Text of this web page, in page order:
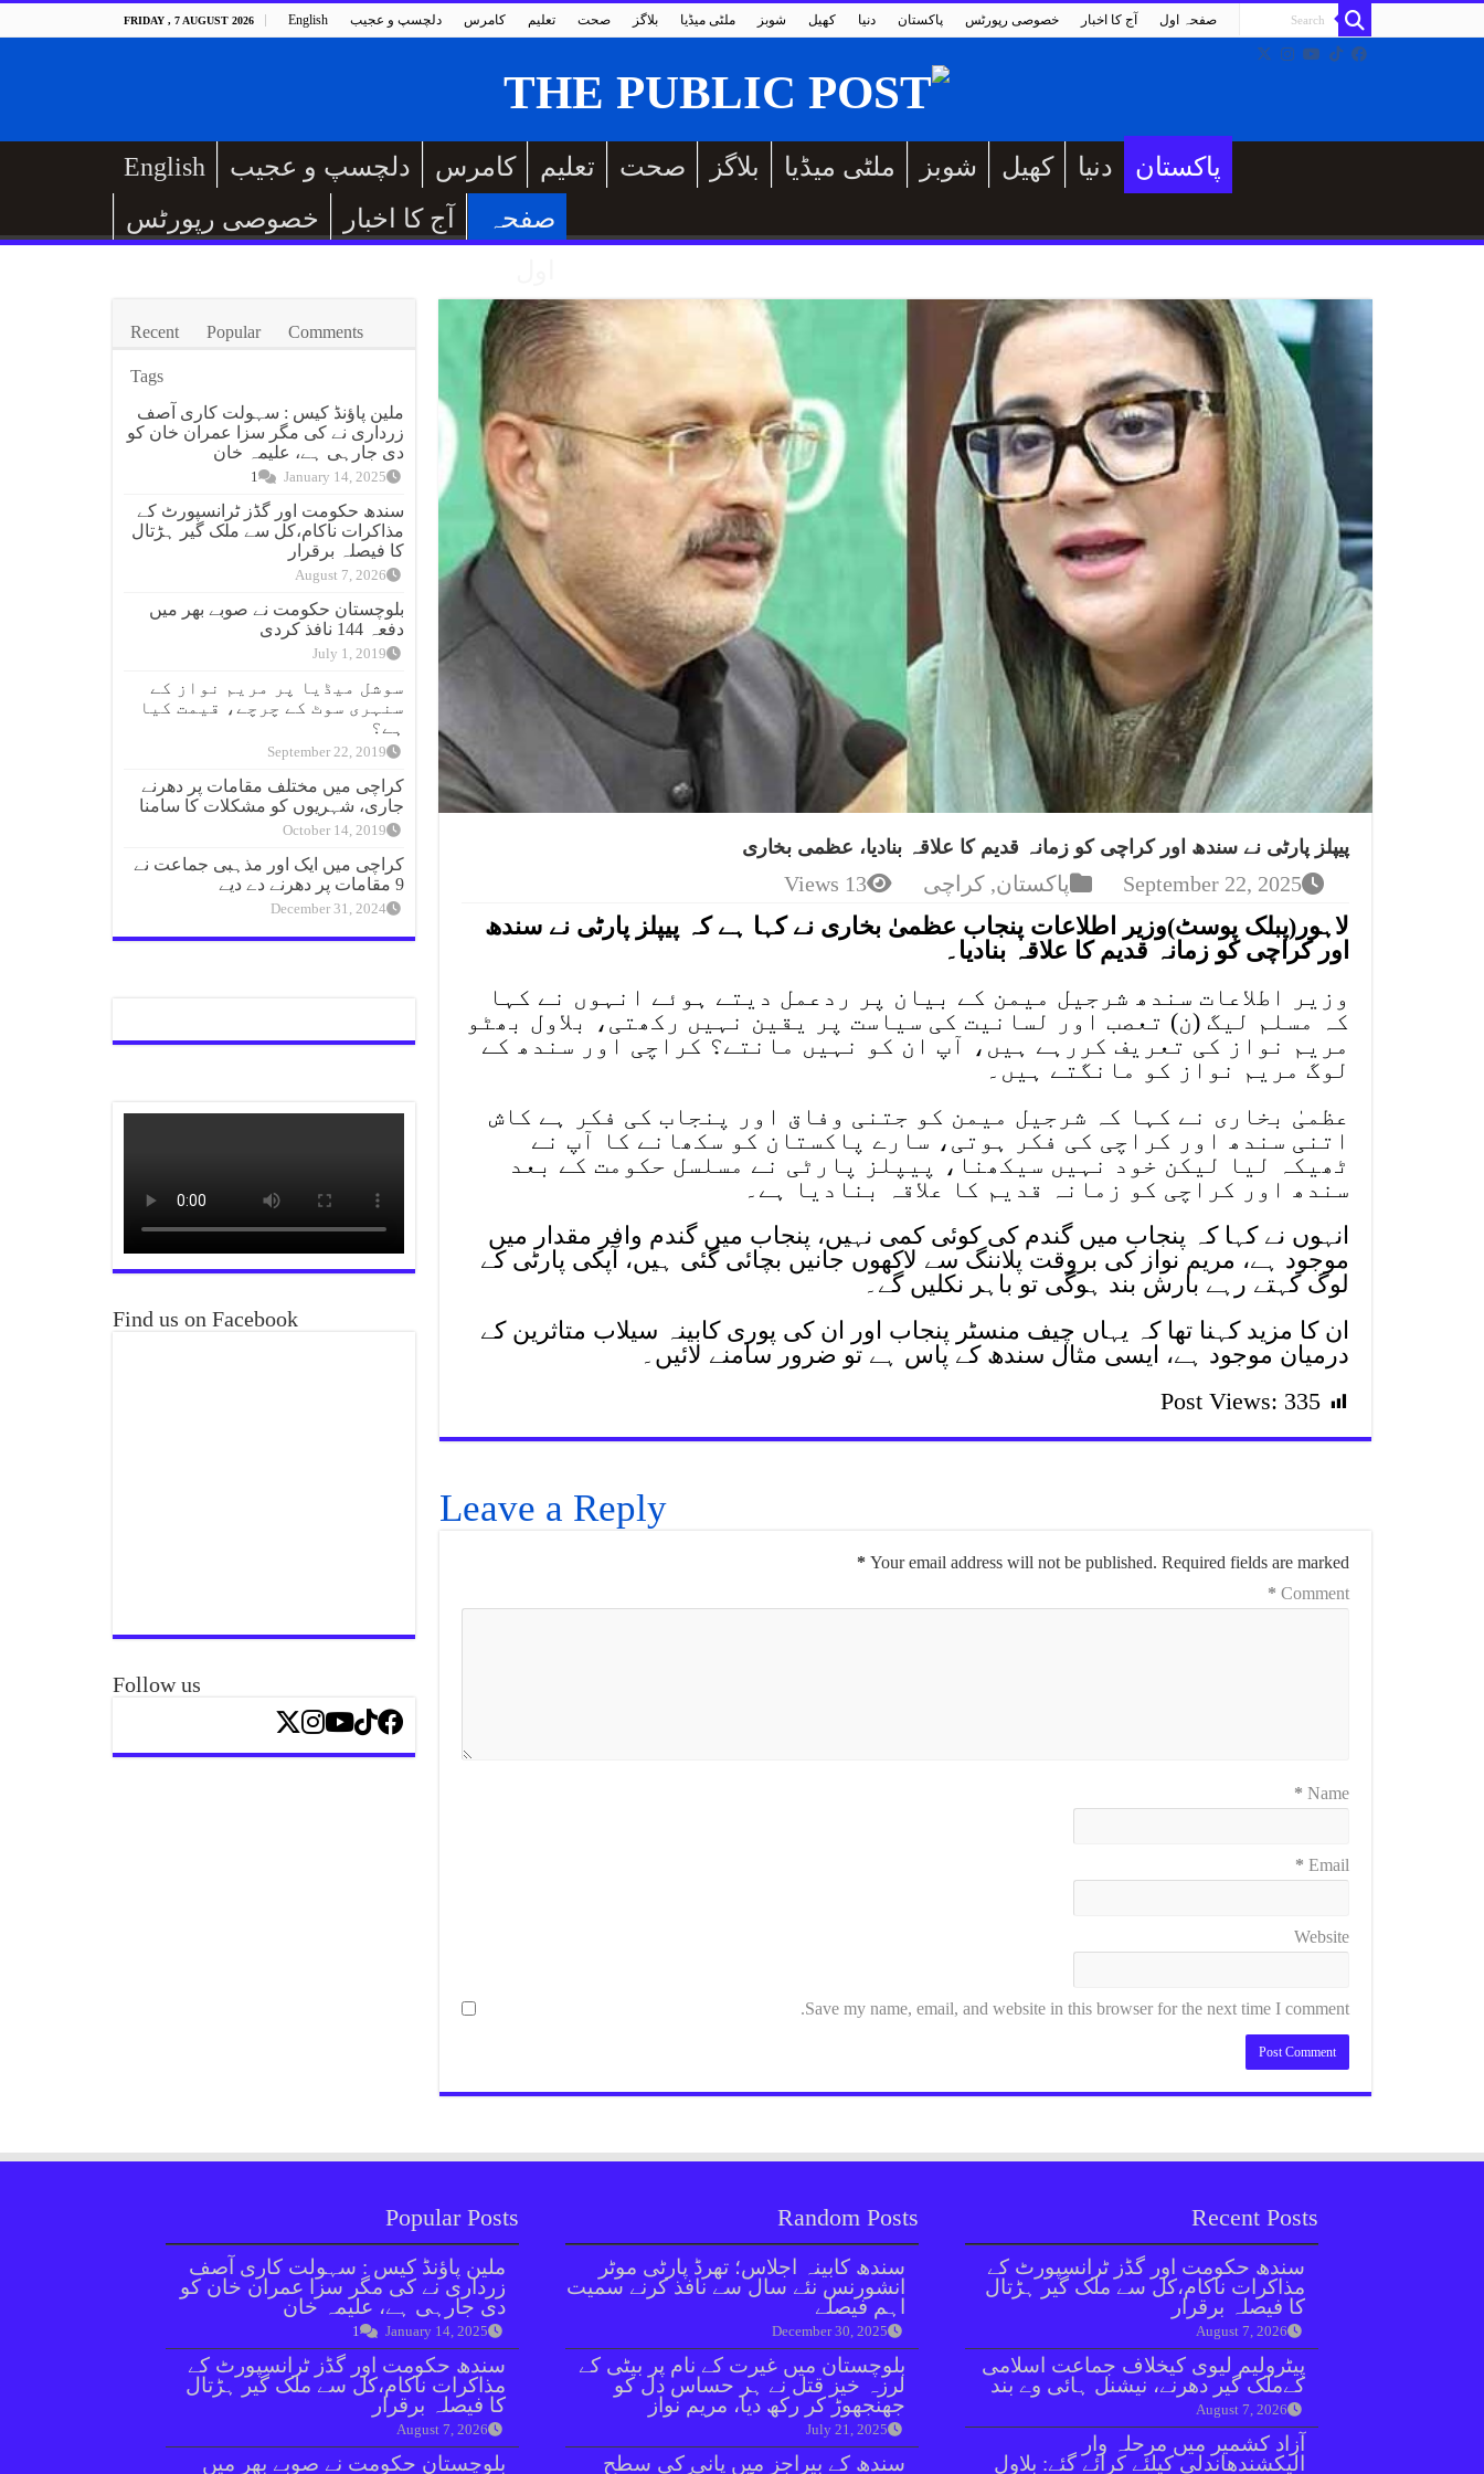
FRIDAY , 7 AUGUST 2026 English دلچسپ و عجیب کامرس تعلیم صحت بلاگز ملٹی میڈیا شوبز کھیل دنیا پاکستان خصوصی رپورٹس آج کا اخبار صفحہ اول
English دلچسپ و عجیب کامرس تعلیم صحت بلاگز ملٹی میڈیا شوبز کھیل دنیا
پاکستان
خصوصی رپورٹس
آج کا اخبار
صفحہ
پیپلز پارٹی نے سندھ اور کراچی کو زمانہ قدیم کا علاقہ بنادیا، عظمی بخاری
September 22, 2025 پاکستان, کراچی 13 Views
لاہور(پبلک پوسٹ)وزیر اطلاعات پنجاب عظمیٰ بخاری نے کہا ہے کہ پیپلز پارٹی نے سندھ
اور کراچی کو زمانہ قدیم کا علاقہ بنادیا۔
وزیر اطلاعات سندھ شرجیل میمن کے بیان پر ردعمل دیتے ہوئے انہوں نے کہا
کہ مسلم لیگ (ن) تعصب اور لسانیت کی سیاست پر یقین نہیں رکھتی، بلاول بھٹو
مریم نواز کی تعریف کررہے ہیں، آپ ان کو نہیں مانتے؟ کراچی اور سندھ کے
لوگ مریم نواز کو مانگتے ہیں۔
عظمیٰ بخاری نے کہا کہ شرجیل میمن کو جتنی وفاق اور پنجاب کی فکر ہے کاش
اتنی سندھ اور کراچی کی فکر ہوتی، سارے پاکستان کو سکھانے کا آپ نے
ٹھیکہ لیا لیکن خود نہیں سیکھنا، پیپلز پارٹی نے مسلسل حکومت کے بعد
سندھ اور کراچی کو زمانہ قدیم کا علاقہ بنادیا ہے۔
انہوں نے کہا کہ پنجاب میں گندم کی کوئی کمی نہیں، پنجاب میں گندم وافر مقدار میں
موجود ہے، مریم نواز کی بروقت پلاننگ سے لاکھوں جانیں بچائی گئی ہیں، آپکی پارٹی کے
لوگ کہتے رہے بارش بند ہوگی تو باہر نکلیں گے۔
ان کا مزید کہنا تھا کہ یہاں چیف منسٹر پنجاب اور ان کی پوری کابینہ سیلاب متاثرین کے
درمیان موجود ہے، ایسی مثال سندھ کے پاس ہے تو ضرور سامنے لائیں۔
Post Views: 335
Leave a Reply
Your email address will not be published. Required fields are marked
*
Comment
*
Name
*
Email
*
Website
Save my name, email, and website in this browser for the next time I comment.
Recent Popular Comments
Tags
ملین پاؤنڈ کیس : سہولت کاری آصف
زرداری نے کی مگر سزا عمران خان کو
دی جارہی ہے، علیمہ خان
January 14, 2025
1
سندھ حکومت اور گڈز ٹرانسپورٹ کے
مذاکرات ناکام،کل سے ملک گیر ہڑتال
کا فیصلہ برقرار
August 7, 2026
بلوچستان حکومت نے صوبے بھر میں
دفعہ 144 نافذ کردی
July 1, 2019
سوشل میڈیا پر مریم نواز کے
سنہری سوٹ کے چرچے، قیمت کیا
ہے؟
September 22, 2019
کراچی میں مختلف مقامات پر دھرنے
جاری، شہریوں کو مشکلات کا سامنا
October 14, 2019
کراچی میں ایک اور مذہبی جماعت نے
9 مقامات پر دھرنے دے دیے
December 31, 2024
Find us on Facebook
Follow us
Popular Posts
ملین پاؤنڈ کیس : سہولت کاری آصف
زرداری نے کی مگر سزا عمران خان کو
دی جارہی ہے، علیمہ خان
January 14, 2025
1
سندھ حکومت اور گڈز ٹرانسپورٹ کے
مذاکرات ناکام،کل سے ملک گیر ہڑتال
کا فیصلہ برقرار
August 7, 2026
بلوچستان حکومت نے صوبے بھر میں
Random Posts
سندھ کابینہ اجلاس؛ تھرڈ پارٹی موٹر
انشورنس نئے سال سے نافذ کرنے سمیت
اہم فیصلے
December 30, 2025
بلوچستان میں غیرت کے نام پر بیٹی کے
لرزہ خیز قتل نے ہر حساس دل کو
جھنجھوڑ کر رکھ دیا، مریم نواز
July 21, 2025
سندھ کے بیراجز میں پانی کی سطح
Recent Posts
سندھ حکومت اور گڈز ٹرانسپورٹ کے
مذاکرات ناکام،کل سے ملک گیر ہڑتال
کا فیصلہ برقرار
August 7, 2026
پیٹرولیم لیوی کیخلاف جماعت اسلامی
کےملک گیر دھرنے، نیشنل ہائی وے بند
August 7, 2026
آزاد کشمیر میں مرحلہ وار
الیکشندھاندلی کیلئے کرائے گئے: بلاول